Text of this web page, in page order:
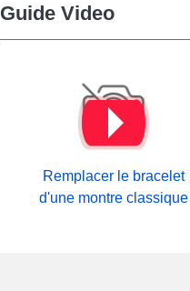
Guide Video
Remplacer le bracelet
d'une montre classique